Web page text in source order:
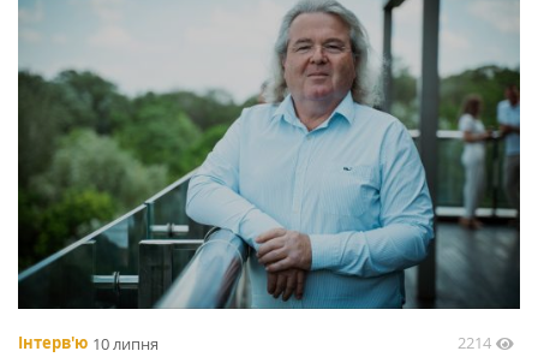
Інтерв'ю 10 липня 2214